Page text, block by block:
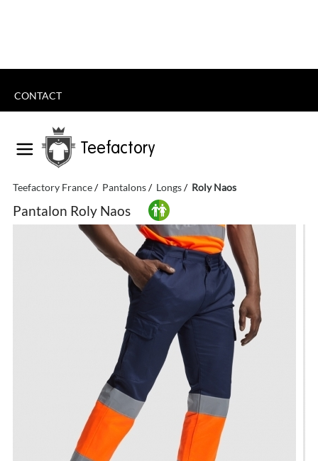
CONTACT
Teefactory
Teefactory France Pantalons Longs Roly Naos
Pantalon Roly Naos